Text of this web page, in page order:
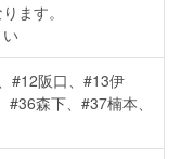
ます。
#12阪口、#13伊
森下、#37楠本、